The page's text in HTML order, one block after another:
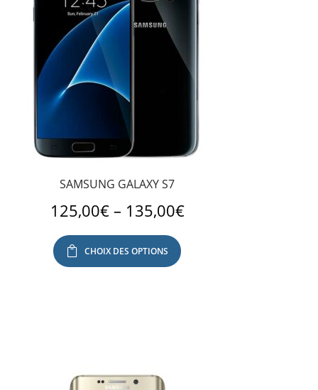
SAMSUNG GALAXY S7
125,00€– 135,00€
CHOIX DES OPTIONS